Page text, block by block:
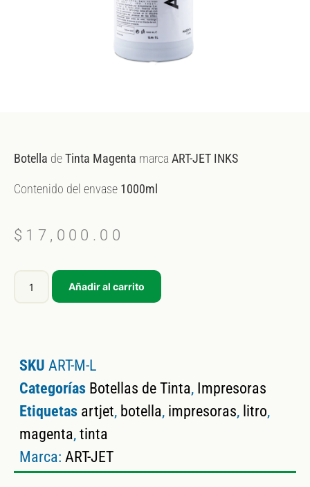
Botella deTinta Magenta marca ART-JET INKS
Contenido del envase 1000ml
$ 17,000.00
Añadir al carrito
SKUART-M-L
Categorías Botellas de Tinta, Impresoras
Etiquetas artjet, botella, impresoras, litro,
magenta,tinta
Marca:ART-JET